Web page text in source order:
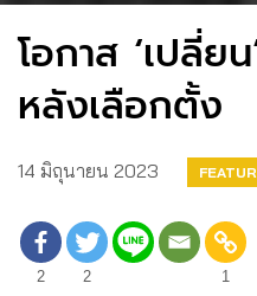
โอกาส ‘เปลี่ย
หลังเลือกตั้ง
14 มิถุนายน 2023
2 2 1